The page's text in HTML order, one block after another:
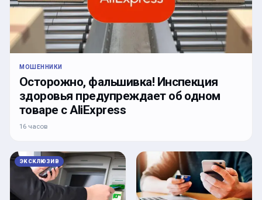
МОШЕННИКИ
Осторожно, фальшивка! Инспекция
здоровья предупреждает об одном
товаре с AliExpress
16 часов
ЭКСКЛЮЗИВ